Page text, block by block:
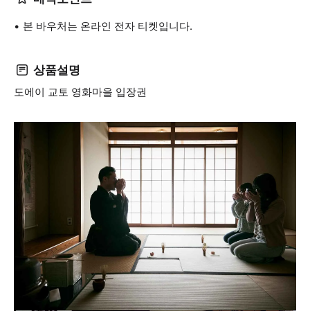
본 바우처는 온라인 전자 티켓입니다.
상품설명
도에이 교토 영화마을 입장권